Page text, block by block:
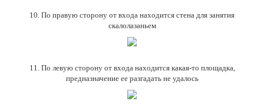
10. По правую сторону от входа находится стена для занятия
скалолазаньем
11. По левую сторону от входа находится какая-то площадка,
предназначение ее разгадать не удалось